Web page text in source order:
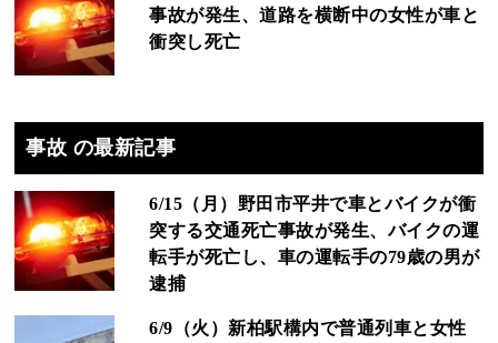
事故が発生、道路を横断中の女性が車と
衝突し死亡
事故 の最新記事
6/15（月）野田市平井で車とバイクが衝
突する交通死亡事故が発生、バイクの運
転手が死亡し、車の運転手の79歳の男が
逮捕
6/9（火）新柏駅構内で普通列車と女性